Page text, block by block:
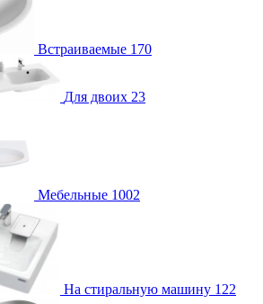
Встраиваемые 170
Для двоих 23
Мебельные 1002
На стиральную машину 122